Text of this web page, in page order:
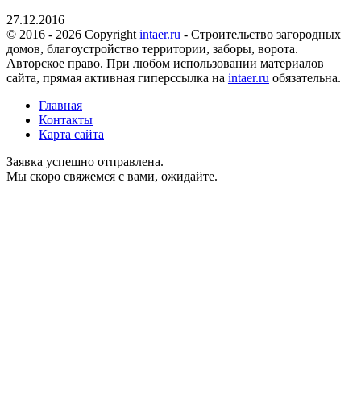
27.12.2016
© 2016 - 2026 Copyright intaer.ru - Cтроительство загородных
домов, благоустройство территории, заборы, ворота.
Авторское право. При любом использовании материалов
сайта, прямая активная гиперссылка на intaer.ru обязательна.
Главная
Контакты
Карта сайта
Заявка успешно отправлена.
Мы скоро свяжемся с вами, ожидайте.